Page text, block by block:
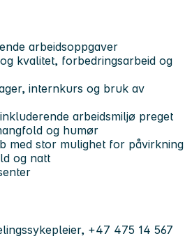
arbeidsoppgaver
kvalitet, forbedringsarbeid og
internkurs og bruk av
arbeidsmiljø preget
og humør
med stor mulighet for påvirkning
og natt
+47 475 14 567